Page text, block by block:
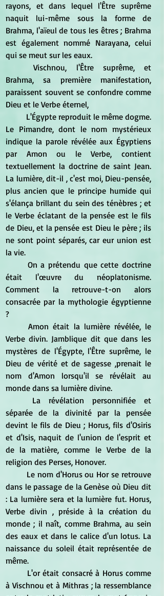
rayons, et dans lequel l'Être suprême
naquit lui-même sous la forme de
Brahma, l'aïeul de tous les êtres ; Brahma
est également nommé Narayana, celui
qui se meut sur les eaux.
	Vischnou, l'Être suprême, et
Brahma, sa première manifestation,
paraissent souvent se confondre comme
Dieu et le Verbe éternel,
Le Pimandre, dont le nom mystérieux
indique la parole révélée aux Égyptiens
par Amon ou le Verbe, contient
textuellement la doctrine de saint Jean.
La lumière, dit-il , c'est moi, Dieu-pensée,
plus ancien que le principe humide qui
s'élança brillant du sein des ténèbres ; et
le Verbe éclatant de la pensée est le fils
de Dieu, et la pensée est Dieu le père ; ils
ne sont point séparés, car eur union est
la vie.
était l'œuvre du néoplatonisme.
Comment la retrouve-t-on alors
consacrée par la mythologie égyptienne
?
	Amon était la lumière révélée, le
Verbe divin. Jamblique dit que dans les
mystères de l'Égypte, l'Être suprême, le
Dieu de vérité et de sagesse ,prenait le
nom d'Amon lorsqu'il se révélait au
monde dans sa lumière divine.
séparée de la divinité par la pensée
devint le fils de Dieu ; Horus, fils d'Osiris
et d'Isis, naquit de l'union de l'esprit et
de la matière, comme le Verbe de la
religion des Perses, Honover.
dans le passage de la Genèse où Dieu dit
: La lumière sera et la lumière fut. Horus,
Verbe divin , préside à la création du
monde ; il naît, comme Brahma, au sein
des eaux et dans le calice d'un lotus. La
naissance du soleil était représentée de
même.
à Vischnou et à Mithras ; la ressemblance